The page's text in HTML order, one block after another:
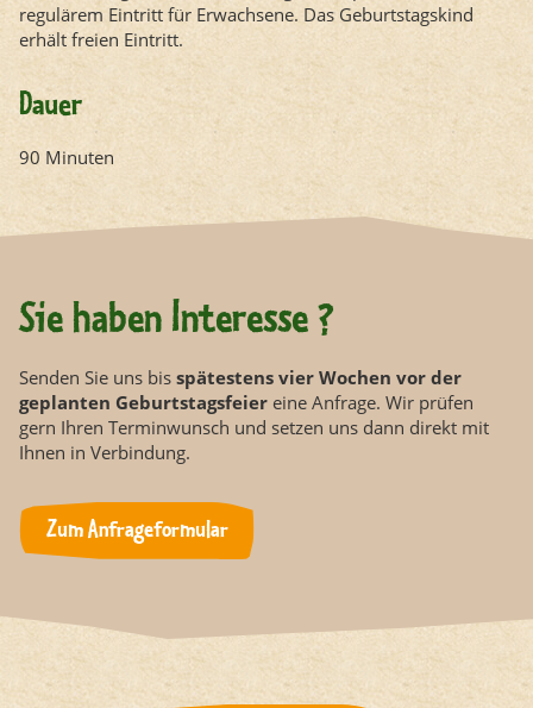
regulärem Eintritt für Erwachsene. Das Geburtstagskind
erhält freien Eintritt.
Dauer
90 Minuten
Sie haben Interesse ?
Senden Sie uns bis spätestens vier Wochen vor der
geplanten Geburtstagsfeier eine Anfrage. Wir prüfen
gern Ihren Terminwunsch und setzen uns dann direkt mit
Ihnen in Verbindung.
Zum Anfrageformular